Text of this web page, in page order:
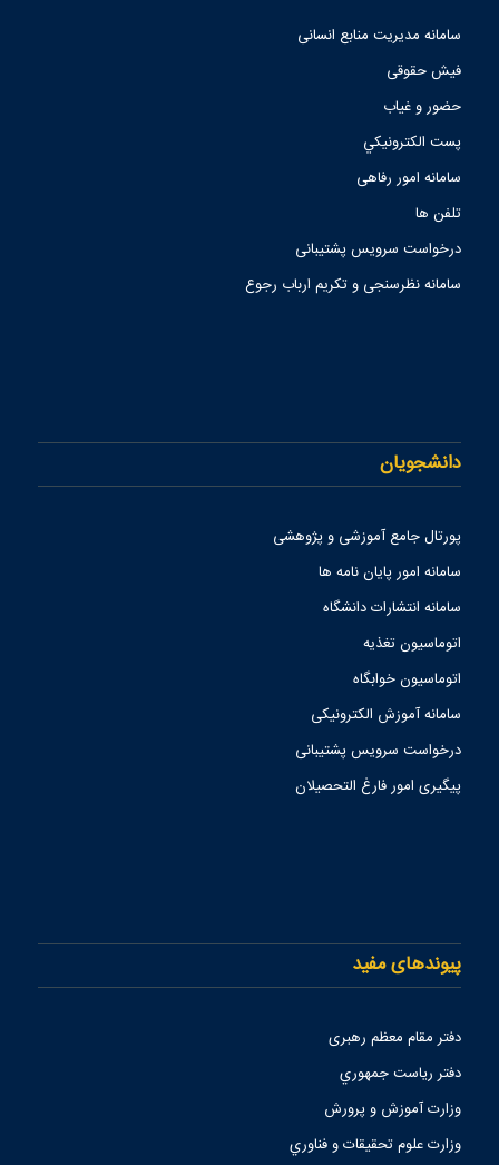
سامانه مدیریت منابع انسانی
فیش حقوقی
حضور و غیاب
پست الكترونيكي
سامانه امور رفاهی
تلفن ها
درخواست سرویس پشتیبانی
سامانه نظرسنجی و تکریم ارباب رجوع
دانشجویان
پورتال جامع آموزشی و پژوهشی
سامانه امور پایان نامه ها
سامانه انتشارات دانشگاه
اتوماسیون تغذیه
اتوماسیون خوابگاه
سامانه آموزش الکترونیکی
درخواست سرویس پشتیبانی
پیگیری امور فارغ التحصیلان
پیوندهای مفید
دفتر مقام معظم رهبری
دفتر رياست جمهوري
وزارت آموزش و پرورش
وزارت علوم تحقيقات و فناوري